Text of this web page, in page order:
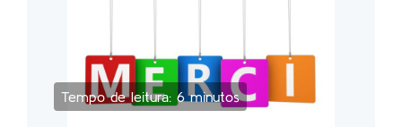
Tempo de leitura: 6 minutos